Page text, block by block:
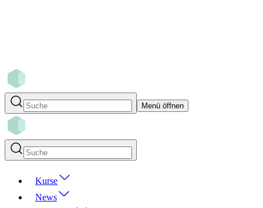
Menü öffnen
Kurse
News